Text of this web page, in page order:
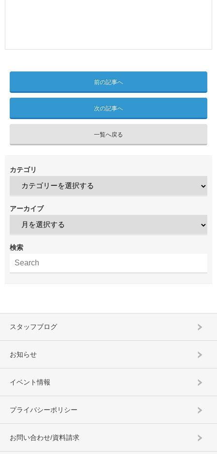
前の記事へ
次の記事へ
一覧へ戻る
カテゴリ
アーカイブ
検索
スタッフブログ
お知らせ
イベント情報
プライバシーポリシー
お問い合わせ/資料請求